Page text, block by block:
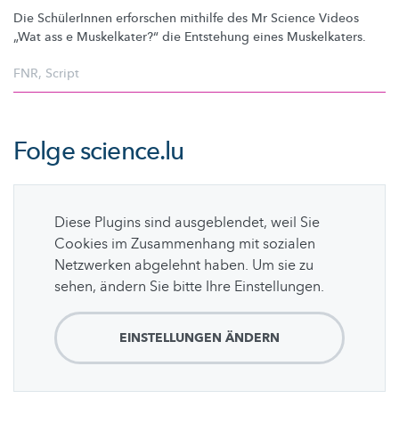
Die SchülerInnen erforschen mithilfe des Mr Science Videos
„Wat ass e Muskelkater?“ die Entstehung eines Muskelkaters.
FNR, Script
Folgescience.lu
Diese Plugins sind ausgeblendet, weil Sie
Cookies im Zusammenhang mit sozialen
Netzwerken abgelehnt haben. Um sie zu
sehen, ändern Sie bitte Ihre Einstellungen.
EINSTELLUNGEN ÄNDERN